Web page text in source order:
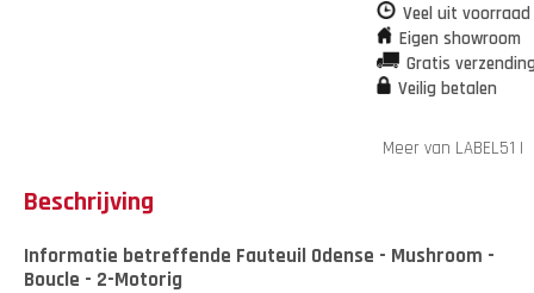
Veel uit
Eigen showroom
Gratis
Veilig betalen
Meer van LABEL51 |
Beschrijving
Informatie betreffende Fauteuil Odense - Mushroom -
Boucle - 2-Motorig